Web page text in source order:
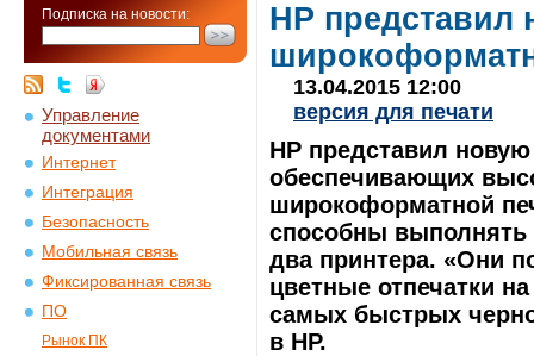
Подписка на новости:
Управление
документами
Интернет
Интеграция
Безопасность
Мобильная связь
Фиксированная связь
ПО
Рынок ПК
HP представил
13.04.2015 12:00
версия для печати
HP представил
обеспечивающих
широкоформатной
способны выполнять
два принтера. «Они
цветные отпечатки
самых быстрых
в HP.